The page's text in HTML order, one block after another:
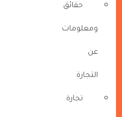
حقائق
ومعلومات
عن
التجارة
تجارة